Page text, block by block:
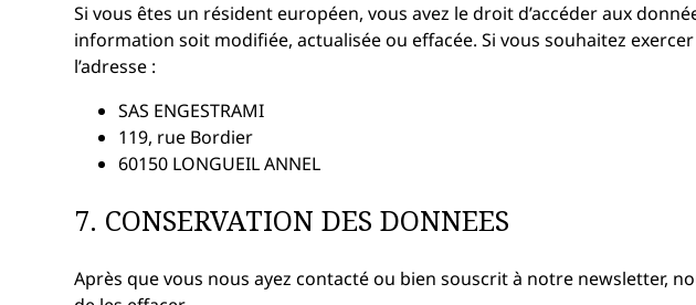
Si vous êtes un résident européen, vous avez le droit d’accéder aux
information soit modifiée, actualisée ou effacée. Si vous souhaitez
l’adresse :
SAS ENGESTRAMI
119, rue Bordier
60150 LONGUEIL ANNEL
7. CONSERVATION DES DONNEES
Après que vous nous ayez contacté ou bien souscrit à notre newsletter,